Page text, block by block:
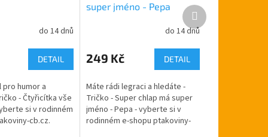
do 14 dnů
DETAIL
humor a
- Čtyřicítka vše
si v rodinném
cb.cz.
super jméno - Pepa
do 14 dnů
249 Kč DETAIL
Máte rádi legraci a hledáte -
Tričko - Super chlap má super
jméno - Pepa - vyberte si v
rodinném e-shopu ptakoviny-
Další
produkt